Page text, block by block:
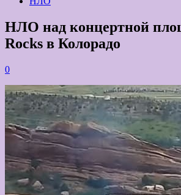
НЛО над концертной
Rocks в Колорадо
0